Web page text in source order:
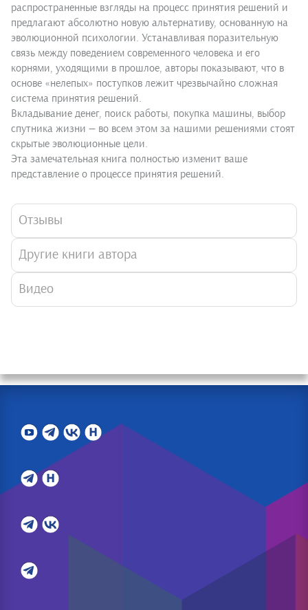
распространенные взгляды на процесс принятия решений и
предлагают абсолютно новую альтернативу, основанную на
эволюционной психологии. Устанавливая поразительную
связь между поведением современного человека и его
корнями, уходящими в прошлое, авторы показывают, что в
основе «нелепых» поступков лежит чрезвычайно сложная
система принятия решений.
Вкладывание денег, поиск работы, покупка машины, выбор
спутника жизни — во всем этом за нашими решениями стоят
скрытые эволюционные цели.
Эта замечательная книга полностью изменит ваше
представление о процессе принятия решений.
Отзывы
Другие книги автора
Видео